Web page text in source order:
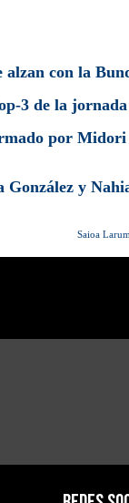
con la
3 de la jornada
por
y
Saioa